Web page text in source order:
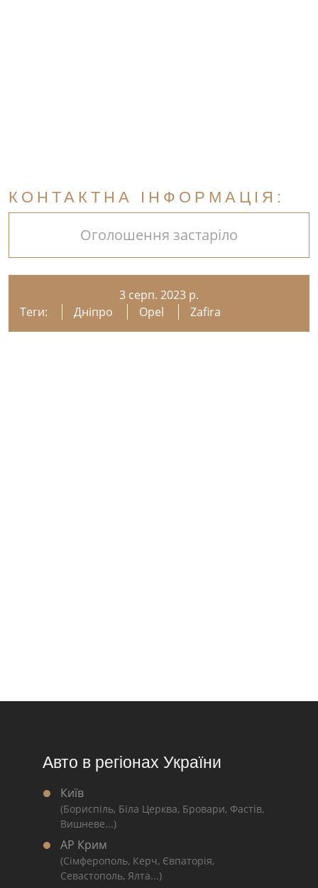
КОНТАКТНА ІНФОРМАЦІЯ:
Оголошення застаріло
3 серп. 2023 р.
Теги:
Дніпро Opel Zafira
Авто в регіонах України
Київ
(Бориспіль, Біла Церква, Бровари, Фастів,
Вишневе...)
АР Крим
(Сімферополь, Керч, Євпаторія,
Севастополь, Ялта...)